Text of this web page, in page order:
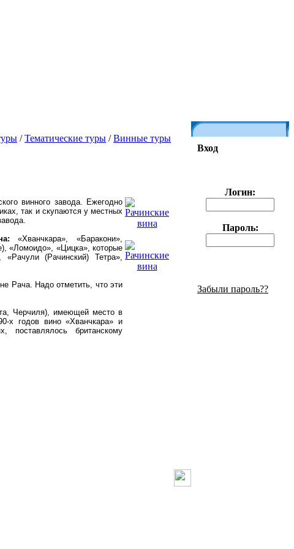
/Тематические туры /Винные туры
винного завода. Ежегодно
так и скупаются у местных
«Хванчкара», «Баракони»,
«Ломоидо», «Цицка», которые
«Рачули (Рачинский) Тетра»,
Рача. Надо отметить, что эти
Черчиля), имеющей место в
х годов вино «Хванчкара» и
поставлялось британскому
Вход
Логин:
Пароль:
Забыли пароль??